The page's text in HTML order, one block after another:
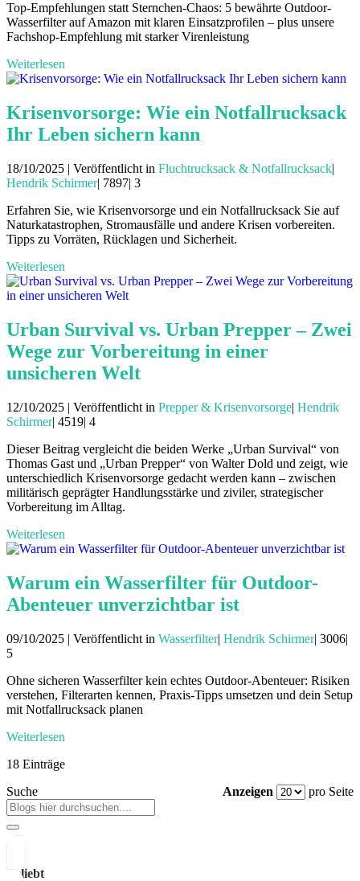
Top-Empfehlungen statt Sternchen-Chaos: 5 bewährte Outdoor-
Wasserfilter auf Amazon mit klaren Einsatzprofilen – plus unsere
Fachshop-Empfehlung mit starker Virenleistung
Weiterlesen
Krisenvorsorge: Wie ein Notfallrucksack
Ihr Leben sichern kann
18/10/2025 | Veröffentlicht in Fluchtrucksack & Notfallrucksack|
Hendrik Schirmer| 7897| 3
Erfahren Sie, wie Krisenvorsorge und ein Notfallrucksack Sie auf
Naturkatastrophen, Stromausfälle und andere Krisen vorbereiten.
Tipps zu Vorräten, Rücklagen und Sicherheit.
Weiterlesen
Urban Survival vs. Urban Prepper – Zwei
Wege zur Vorbereitung in einer
unsicheren Welt
12/10/2025 | Veröffentlicht in Prepper & Krisenvorsorge| Hendrik
Schirmer| 4519| 4
Dieser Beitrag vergleicht die beiden Werke „Urban Survival“ von
Thomas Gast und „Urban Prepper“ von Walter Dold und zeigt, wie
unterschiedlich Krisenvorsorge gedacht werden kann – zwischen
militärisch geprägter Handlungsstärke und ziviler, strategischer
Vorbereitung im Alltag.
Weiterlesen
Warum ein Wasserfilter für Outdoor-
Abenteuer unverzichtbar ist
09/10/2025 | Veröffentlicht in Wasserfilter| Hendrik Schirmer| 3006|
5
Ohne sicheren Wasserfilter kein echtes Outdoor-Abenteuer: Risiken
verstehen, Filterarten kennen, Praxis-Tipps umsetzen und dein Setup
mit Notfallrucksack planen
Weiterlesen
18 Einträge
Anzeigen
pro Seite
Suche
Beliebt